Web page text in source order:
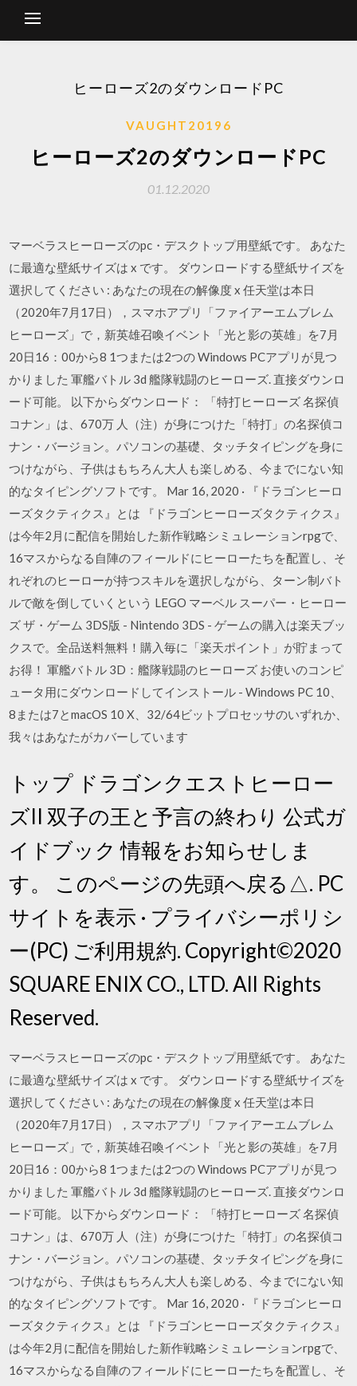
ヒーローズ2のダウンロードPC
VAUGHT20196
ヒーローズ2のダウンロードPC
01.12.2020
マーベラスヒーローズのpc・デスクトップ用壁紙です。 あなた
に最適な壁紙サイズは x です。 ダウンロードする壁紙サイズを
選択してください : あなたの現在の解像度 x 任天堂は本日
（2020年7月17日），スマホアプリ「ファイアーエムブレム
ヒーローズ」で，新英雄召喚イベント「光と影の英雄」を7月
20日16：00から8 1つまたは2つの Windows PCアプリが見つ
かりました 軍艦バトル 3d 艦隊戦闘のヒーローズ. 直接ダウンロ
ード可能。 以下からダウンロード： 「特打ヒーローズ 名探偵
コナン」は、670万 人（注）が身につけた「特打」の名探偵コ
ナン・バージョン。パソコンの基礎、タッチタイピングを身に
つけながら、子供はもちろん大人も楽しめる、今までにない知
的なタイピングソフトです。 Mar 16, 2020 · 『ドラゴンヒーロ
ーズタクティクス』とは 『ドラゴンヒーローズタクティクス』
は今年2月に配信を開始した新作戦略シミュレーションrpgで、
16マスからなる自陣のフィールドにヒーローたちを配置し、そ
れぞれのヒーローが持つスキルを選択しながら、ターン制バト
ルで敵を倒していくという LEGO マーベル スーパー・ヒーロー
ズ ザ・ゲーム 3DS版 - Nintendo 3DS - ゲームの購入は楽天ブッ
クスで。全品送料無料！購入毎に「楽天ポイント」が貯まって
お得！ 軍艦バトル 3D：艦隊戦闘のヒーローズ お使いのコンピ
ュータ用にダウンロードしてインストール - Windows PC 10、
8または7とmacOS 10 X、32/64ビットプロセッサのいずれか、
我々はあなたがカバーしています
トップ ドラゴンクエストヒーロー
ズII 双子の王と予言の終わり 公式ガ
イドブック 情報をお知らせしま
す。 このページの先頭へ戻る△. PC
サイトを表示 · プライバシーポリシ
ー(PC) ご利用規約. Copyright©2020
SQUARE ENIX CO., LTD. All Rights
Reserved.
マーベラスヒーローズのpc・デスクトップ用壁紙です。 あなた
に最適な壁紙サイズは x です。 ダウンロードする壁紙サイズを
選択してください : あなたの現在の解像度 x 任天堂は本日
（2020年7月17日），スマホアプリ「ファイアーエムブレム
ヒーローズ」で，新英雄召喚イベント「光と影の英雄」を7月
20日16：00から8 1つまたは2つの Windows PCアプリが見つ
かりました 軍艦バトル 3d 艦隊戦闘のヒーローズ. 直接ダウンロ
ード可能。 以下からダウンロード： 「特打ヒーローズ 名探偵
コナン」は、670万 人（注）が身につけた「特打」の名探偵コ
ナン・バージョン。パソコンの基礎、タッチタイピングを身に
つけながら、子供はもちろん大人も楽しめる、今までにない知
的なタイピングソフトです。 Mar 16, 2020 · 『ドラゴンヒーロ
ーズタクティクス』とは 『ドラゴンヒーローズタクティクス』
は今年2月に配信を開始した新作戦略シミュレーションrpgで、
16マスからなる自陣のフィールドにヒーローたちを配置し、そ